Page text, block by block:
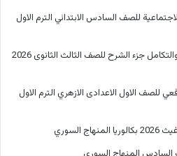
للصف السادس الابتدائي الترم الاول
تحميل كتاب المعاصر في التفاضل والتكامل جزء الشرح للصف الثالث الثانوى 2026
للصف الاول الاعدادى الازهري الترم الاول